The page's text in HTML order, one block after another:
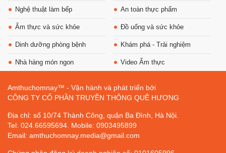
Nghệ thuật làm bếp An toàn thực phẩm
Ẩm thực và sức khỏe Đồ uống và sức khỏe
Dinh dưỡng phòng bệnh Khám phá - Trải nghiệm
Nhà hàng món ngon Video Ẩm thực
Amthuchomnay™ - Vận hành và phát triển bởi
CÔNG TY CỔ PHẦN TRUYỀN THÔNG QUÊ HƯƠNG
Địa chỉ: số 10/74 Thành Công, quận Ba Đình, Hà Nội.
Tel: 024.66595694. Mobile: 0903495899
Email: amthuchomnay.media@gmail.com